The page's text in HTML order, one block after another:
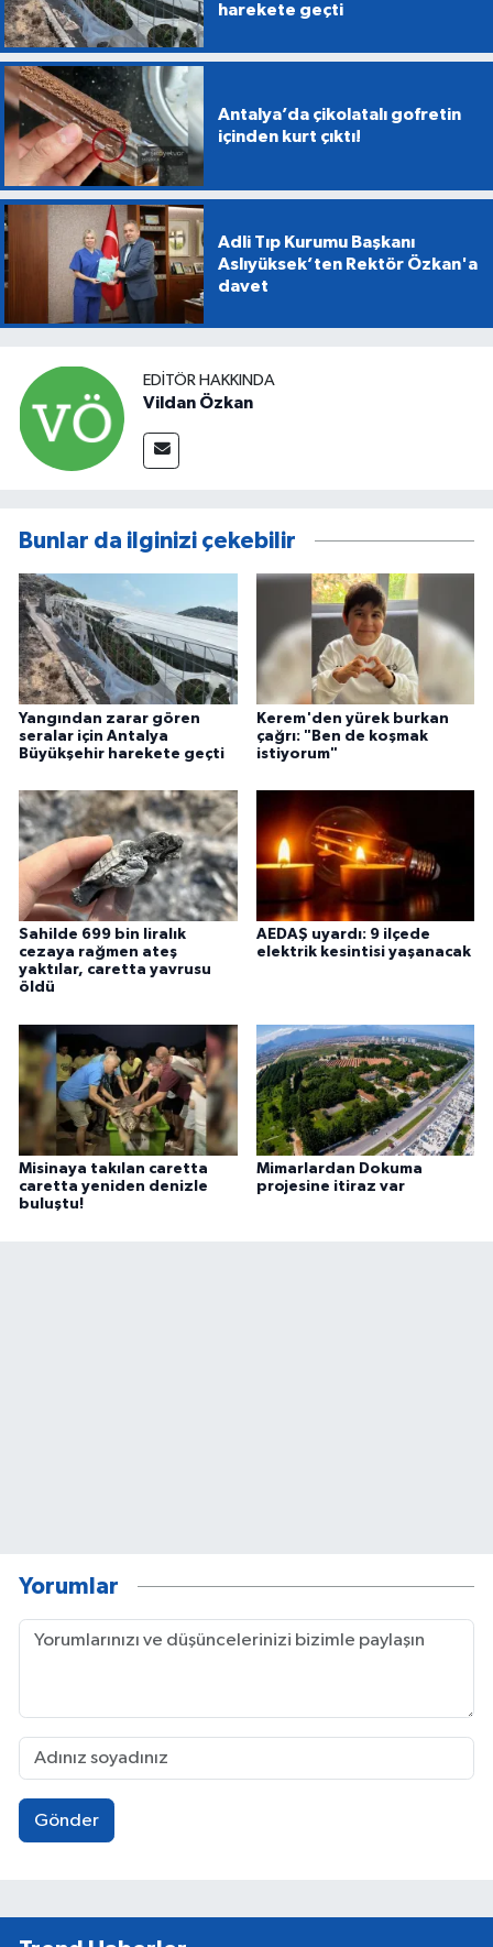
harekete geçti
Antalya’da çikolatalı gofretin
içinden kurt çıktı!
Adli Tıp Kurumu Başkanı
Aslıyüksek’ten Rektör Özkan'a
davet
EDITÖR HAKKINDA
Vildan Özkan
Bunlar da ilginizi çekebilir
Yangından zarar gören
seralar için Antalya
Büyükşehir harekete geçti
Kerem'den yürek burkan
çağrı: "Ben de koşmak
istiyorum"
Sahilde 699 bin liralık
cezaya rağmen ateş
yaktılar, caretta yavrusu
öldü
AEDAŞ uyardı: 9 ilçede
elektrik kesintisi yaşanacak
Misinaya takılan caretta
caretta yeniden denizle
buluştu!
Mimarlardan Dokuma
projesine itiraz var
Yorumlar
Gönder